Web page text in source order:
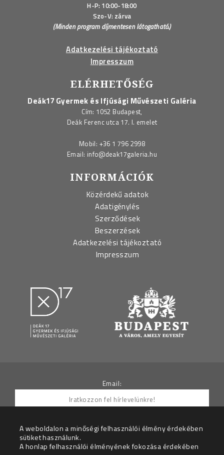
H-P: 10:00-18:00
Szo-V: zárva
(Minden program díjmentesen látogatható.)
Adatkezelési tájékoztató
Impresszum
ELÉRHETŐSÉG
Deák17 Gyermek és Ifjúsági Művészeti Galéria
Cím: 1052 Budapest,
Deák Ferenc utca 17. I. emelet
Mobil: +36 1 796 2998
Email: info@deak17galeria.hu
INFORMÁCIÓK
Közérdekű adatok
Adatigénylés
Szerződések
Beszerzések
Adatkezelési tájékoztató
Impresszum
Email:
Hozzájárulok ahhoz, hogy az Adatkezelő részemre
A weboldalon a minőségi felhasználói élmény érdekében
sütiket használunk.
A honlap felhasználói élményének fokozása érdekében